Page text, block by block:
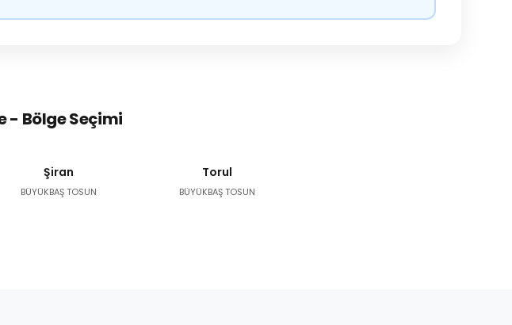
- Bölge Seçimi
Şiran
BÜYÜKBAŞ TOSUN
Torul
BÜYÜKBAŞ TOSUN